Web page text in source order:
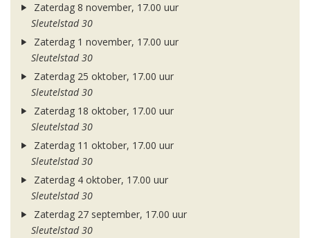
Zaterdag 8 november, 17.00 uur
Sleutelstad 30
Zaterdag 1 november, 17.00 uur
Sleutelstad 30
Zaterdag 25 oktober, 17.00 uur
Sleutelstad 30
Zaterdag 18 oktober, 17.00 uur
Sleutelstad 30
Zaterdag 11 oktober, 17.00 uur
Sleutelstad 30
Zaterdag 4 oktober, 17.00 uur
Sleutelstad 30
Zaterdag 27 september, 17.00 uur
Sleutelstad 30